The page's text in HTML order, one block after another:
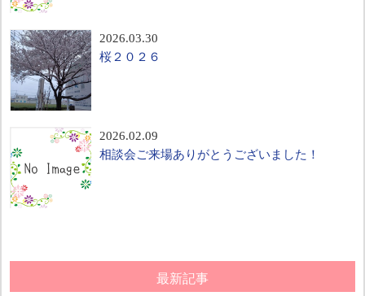
2026.03.30
桜２０２６
2026.02.09
相談会ご来場ありがとうございました！
最新記事